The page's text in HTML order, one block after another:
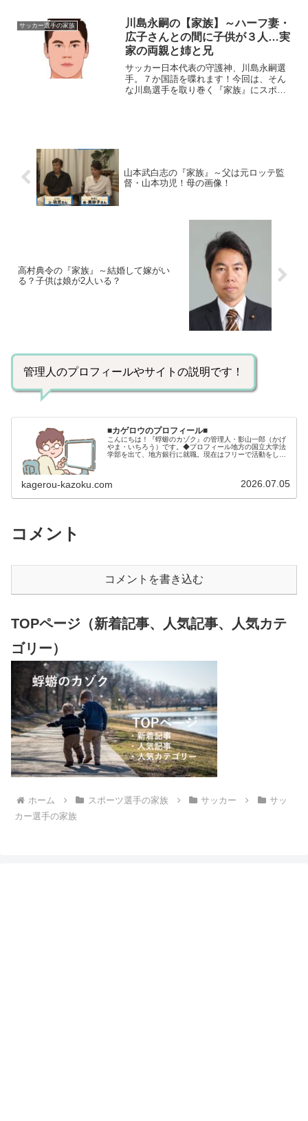
年月日：1998年〈平成10年〉6月16日身
長体重：172c...
サッカー選手の家族
川島永嗣の【家族】～ハーフ妻・
広子さんとの間に子供が３人…実
家の両親と姉と兄
サッカー日本代表の守護神、川島永嗣選
手。７か国語を喋れます！今回は、そん
な川島選手を取り巻く『家族』にスポッ
山本武白志の『家族』～父は元ロッテ監
督・山本功児！母の画像！
高村典令の『家族』～結婚して嫁がい
る？子供は娘が2人いる？
管理人のプロフィールやサイトの説明です！
■カゲロウのプロフィール■
こんにちは！『蜉蝣のカゾク』の管理人・影山一郎（かげ
やま・いちろう）です。◆プロフィール地方の国立大学法
学部を出て、地方銀行に就職。現在はフリーで活動をして
kagerou-kazoku.com 2026.07.05
コメント
コメントを書き込む
TOPページ（新着記事、人気記事、人気カテ
ゴリー）
ホーム スポーツ選手の家族 サッカー
サッ
カー選手の家族